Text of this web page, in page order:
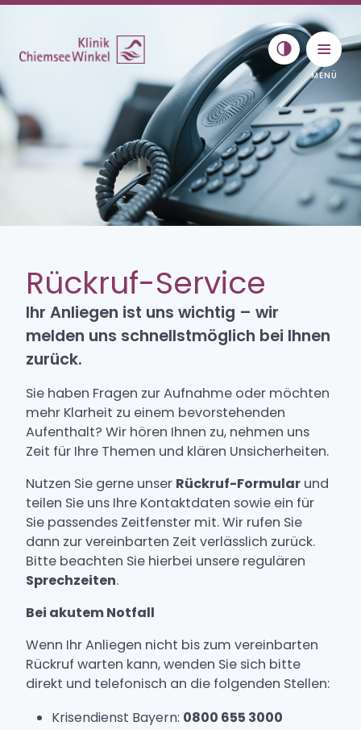
Skip to content
Toggle
Psychosomatik
Behandlung
Spezielle Therapiegruppen
Aufenthalt
Krankheitsbilder
Aufnahmeweg
Kontakt & Anfahrt
Aktuelles
Über uns
Zuweiser-Bereich
Rückrufservice
Anmeldung
Rückruf-Service
Ihr Anliegen ist uns wichtig – wir
melden uns schnellstmöglich bei Ihnen
zurück.
Sie haben Fragen zur Aufnahme oder möchten
mehr Klarheit zu einem bevorstehenden
Aufenthalt? Wir hören Ihnen zu, nehmen uns
Zeit für Ihre Themen und klären Unsicherheiten.
Nutzen Sie gerne unser Rückruf-Formular und
teilen Sie uns Ihre Kontaktdaten sowie ein für
Sie passendes Zeitfenster mit. Wir rufen Sie
dann zur vereinbarten Zeit verlässlich zurück.
Bitte beachten Sie hierbei unsere regulären
Sprechzeiten.
Bei akutem Notfall
Wenn Ihr Anliegen nicht bis zum vereinbarten
Rückruf warten kann, wenden Sie sich bitte
direkt und telefonisch an die folgenden Stellen:
Krisendienst Bayern: 0800 655 3000